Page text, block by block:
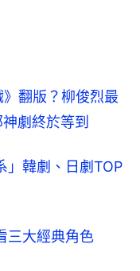
翻版？柳俊烈最
劇終於等到
」韓劇、日劇TOP
三大經典角色